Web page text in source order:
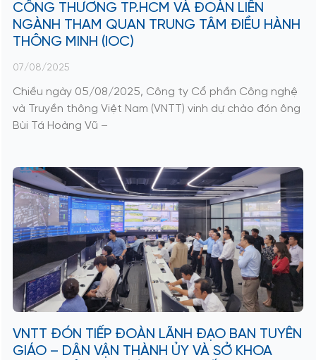
CÔNG THƯƠNG TP.HCM VÀ ĐOÀN LIÊN
NGÀNH THAM QUAN TRUNG TÂM ĐIỀU HÀNH
THÔNG MINH (IOC)
07/08/2025
Chiều ngày 05/08/2025, Công ty Cổ phần Công nghệ
và Truyền thông Việt Nam (VNTT) vinh dự chào đón ông
Bùi Tá Hoàng Vũ –
VNTT ĐÓN TIẾP ĐOÀN LÃNH ĐẠO BAN TUYÊN
GIÁO – DÂN VẬN THÀNH ỦY VÀ SỞ KHOA